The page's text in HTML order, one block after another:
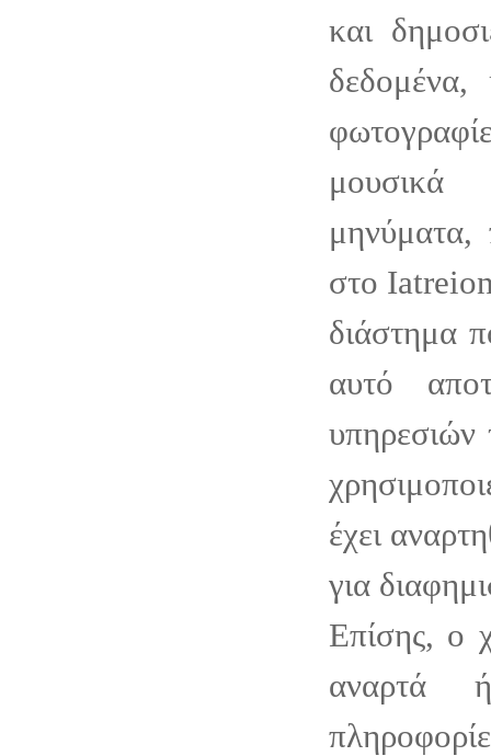
και
δεδομένα,
μουσικά
μηνύματα,
στο
διάστημα
αυτό
έχει
για
Επίσης, ο
αναρτά